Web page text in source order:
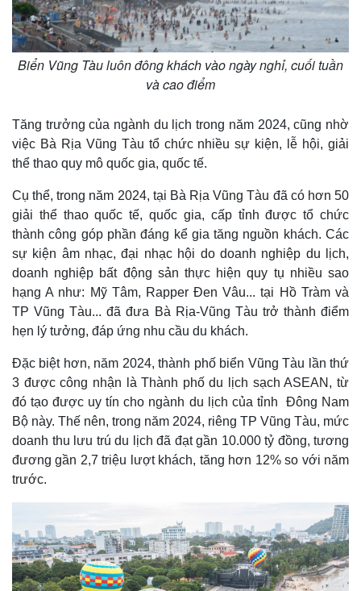
Kinh tế
Bất động sản
Khởi nghiệp
Thị trường
Giá vàng
Tiêu dùng
Tỷ giá
Biển Vũng Tàu luôn đông khách vào ngày nghỉ, cuối tuần
và cao điểm
Tăng trưởng của ngành du lịch trong năm 2024, cũng nhờ
việc Bà Rịa Vũng Tàu tổ chức nhiều sự kiện, lễ hội, giải
thể thao quy mô quốc gia, quốc tế.
Cụ thể, trong năm 2024, tại Bà Rịa Vũng Tàu đã có hơn 50
giải thể thao quốc tế, quốc gia, cấp tỉnh được tổ chức
thành công góp phần đáng kể gia tăng nguồn khách. Các
sự kiện âm nhạc, đại nhạc hội do doanh nghiệp du lịch,
doanh nghiệp bất động sản thực hiện quy tụ nhiều sao
hạng A như: Mỹ Tâm, Rapper Đen Vâu... tại Hồ Tràm và
TP Vũng Tàu... đã đưa Bà Rịa-Vũng Tàu trở thành điểm
hẹn lý tưởng, đáp ứng nhu cầu du khách.
Đặc biệt hơn, năm 2024, thành phố biển Vũng Tàu lần thứ
3 được công nhận là Thành phố du lịch sạch ASEAN, từ
đó tạo được uy tín cho ngành du lịch của tỉnh Đông Nam
Bộ này. Thế nên, trong năm 2024, riêng TP Vũng Tàu, mức
doanh thu lưu trú du lịch đã đạt gần 10.000 tỷ đồng, tương
đương gần 2,7 triệu lượt khách, tăng hơn 12% so với năm
trước.